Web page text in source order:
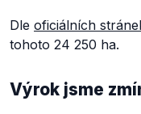
Dle oficiálních
tohoto 24 250 ha.
Výrok jsme